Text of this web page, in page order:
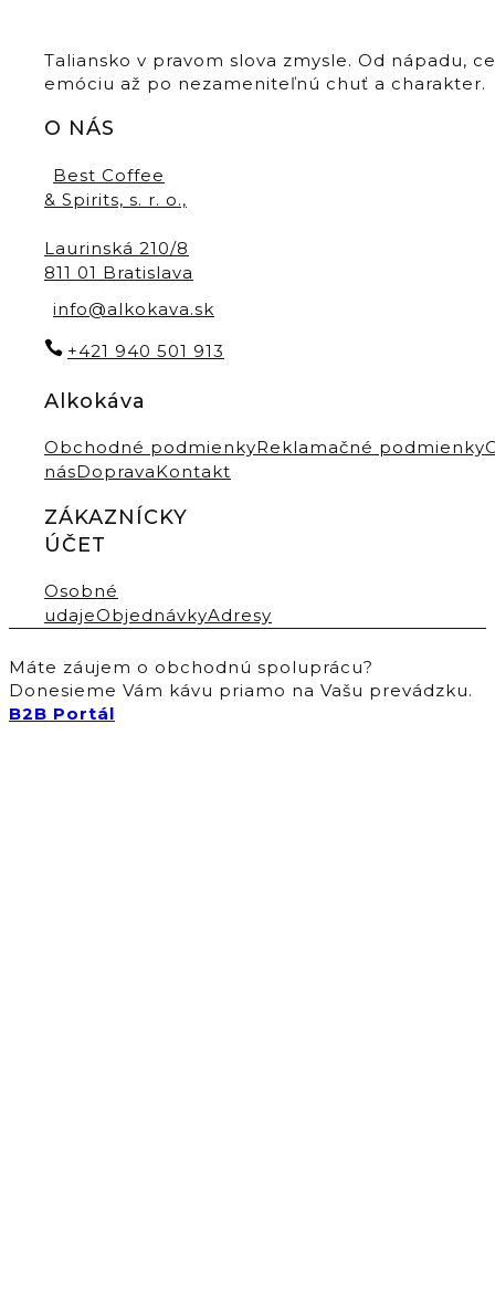
Taliansko v pravom slova zmysle. Od nápadu,
emóciu až po nezameniteľnú chuť a charakter.
O NÁS
Best Coffee
& Spirits, s. r. o.,
Laurinská 210/8
811 01 Bratislava
info@alkokava.sk
+421 940 501 913
Alkokáva
Obchodné podmienkyReklamačné podmienky
násDopravaKontakt
ZÁKAZNÍCKY
ÚČET
Osobné
udajeObjednávkyAdresy
Máte záujem o obchodnú spoluprácu?
Donesieme Vám kávu priamo na Vašu prevádzku.
B2B Portál